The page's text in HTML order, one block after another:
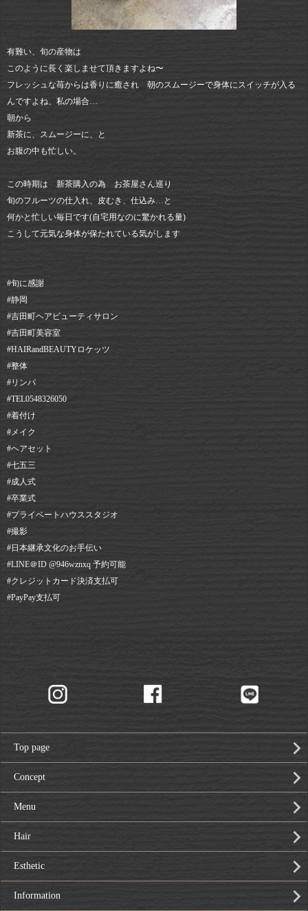
有難い、旬の産物は
このように長く楽しませて頂きますよね〜
フレッシュな苺からは香りに癒され 朝のスムージーで身体にスイッチが入る
んですよね、私の場合…
朝から
新茶に、スムージーに、と
お腹の中も忙しい。
この時期は 新茶購入の為 お茶屋さん巡り
旬のフルーツの仕入れ、皮むき、仕込み…と
何かと忙しい毎日です(自宅用なのに驚かれる量)
こうして元気な身体が保たれている気がします
#旬に感謝
#静岡⠀
#吉田町ヘアビューティサロン⠀
#吉田町美容室⠀
#HAIRandBEAUTYロケッツ⠀
#整体
#リンパ
#TEL0548326050⠀
#着付け
#メイク
#ヘアセット⠀
#七五三
#成人式
#卒業式
#プライベートハウススタジオ
#撮影
#日本継承文化のお手伝い
#LINE＠ID @946wznxq 予約可能⠀
#クレジットカード決済支払可⠀
#PayPay支払可
Top page
Concept
Menu
Hair
Esthetic
Information